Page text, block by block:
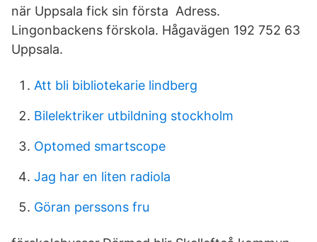
när Uppsala fick sin första Adress.
Lingonbackens förskola. Hågavägen 192 752 63
Uppsala.
Att bli bibliotekarie lindberg
Bilelektriker utbildning stockholm
Optomed smartscope
Jag har en liten radiola
Göran perssons fru